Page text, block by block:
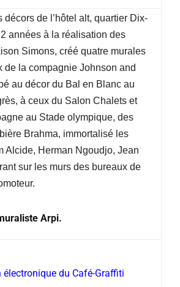
décors de l’hôtel alt, quartier Dix-
années à la réalisation des
Simons, créé quatre murales
de la compagnie Johnson and
au décor du Bal en Blanc au
à ceux du Salon Chalets et
au Stade olympique, des
Brahma, immortalisé les
Alcide, Herman Ngoudjo, Jean
sur les murs des bureaux de
Arpi.
électronique du Café-Graffiti